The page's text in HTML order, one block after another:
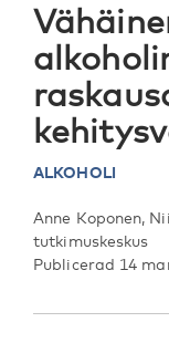
ALKOHOLI
Anne Koponen,
tutkimuskeskus
Publicerad 14